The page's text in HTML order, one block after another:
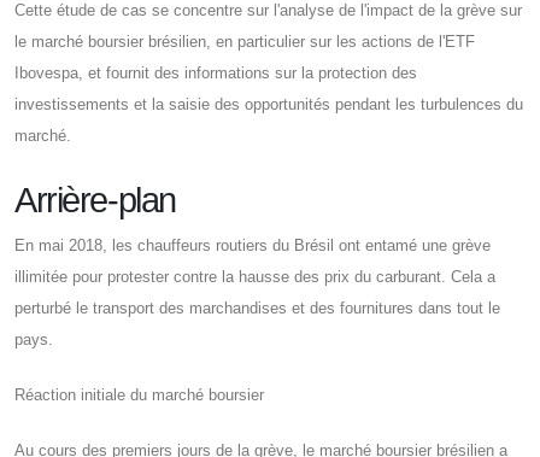
Cette étude de cas se concentre sur l'analyse de l'impact de la grève sur
le marché boursier brésilien, en particulier sur les actions de l'ETF
Ibovespa, et fournit des informations sur la protection des
investissements et la saisie des opportunités pendant les turbulences du
marché.
Arrière-plan
En mai 2018, les chauffeurs routiers du Brésil ont entamé une grève
illimitée pour protester contre la hausse des prix du carburant. Cela a
perturbé le transport des marchandises et des fournitures dans tout le
pays.
Réaction initiale du marché boursier
Au cours des premiers jours de la grève, le marché boursier brésilien a